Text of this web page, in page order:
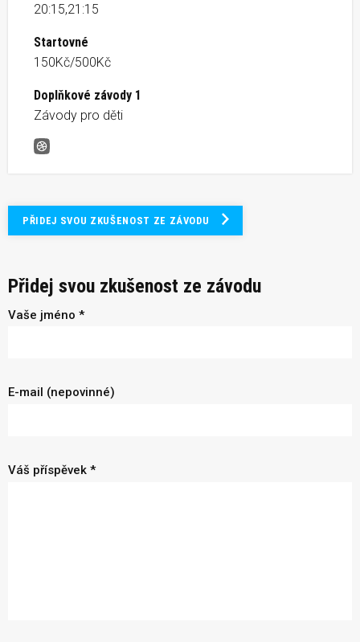
20:15,21:15
Startovné
150Kč/500Kč
Doplňkové závody 1
Závody pro děti
NIGHT RUN BRNO
PŘIDEJ SVOU ZKUŠENOST ZE ZÁVODU
Přidej svou zkušenost ze závodu
Vaše jméno *
E-mail (nepovinné)
Váš příspěvek *